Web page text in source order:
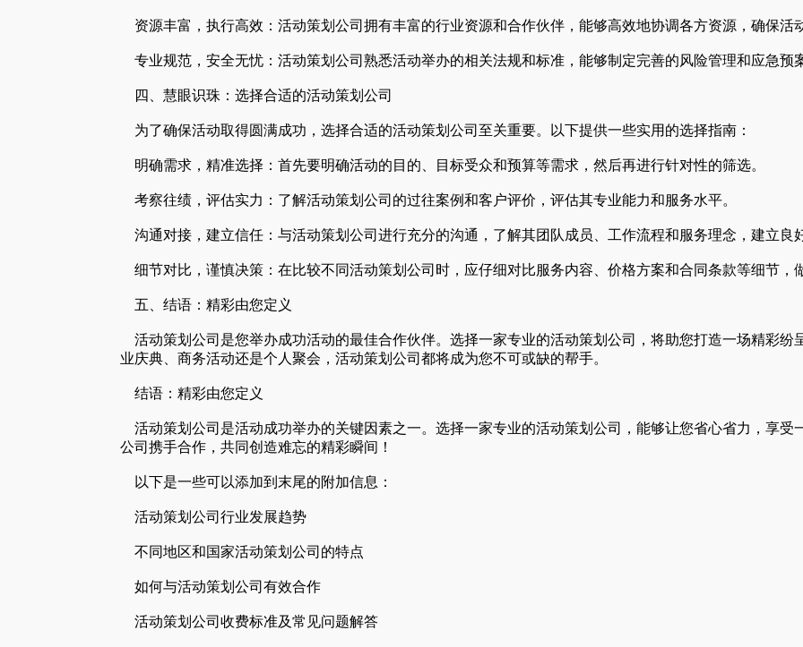
资源丰富，执行高效：活动策划公司拥有丰富的行业资源和合作伙伴，能够高效地协调各方资源，确保活
专业规范，安全无忧：活动策划公司熟悉活动举办的相关法规和标准，能够制定完善的风险管理和应急预
四、慧眼识珠：选择合适的活动策划公司
为了确保活动取得圆满成功，选择合适的活动策划公司至关重要。以下提供一些实用的选择指南：
明确需求，精准选择：首先要明确活动的目的、目标受众和预算等需求，然后再进行针对性的筛选。
考察往绩，评估实力：了解活动策划公司的过往案例和客户评价，评估其专业能力和服务水平。
沟通对接，建立信任：与活动策划公司进行充分的沟通，了解其团队成员、工作流程和服务理念，建立良
细节对比，谨慎决策：在比较不同活动策划公司时，应仔细对比服务内容、价格方案和合同条款等细节，
五、结语：精彩由您定义
活动策划公司是您举办成功活动的最佳合作伙伴。选择一家专业的活动策划公司，将助您打造一场精彩纷
业庆典、商务活动还是个人聚会，活动策划公司都将成为您不可或缺的帮手。
结语：精彩由您定义
活动策划公司是活动成功举办的关键因素之一。选择一家专业的活动策划公司，能够让您省心省力，享受
公司携手合作，共同创造难忘的精彩瞬间！
以下是一些可以添加到末尾的附加信息：
活动策划公司行业发展趋势
不同地区和国家活动策划公司的特点
如何与活动策划公司有效合作
活动策划公司收费标准及常见问题解答